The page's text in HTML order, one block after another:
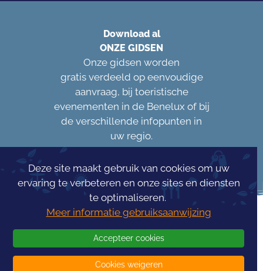
Download al
ONZE GIDSEN
Onze gidsen worden
gratis verdeeld op eenvoudige
aanvraag, bij toeristische
evenementen in de Benelux of bij
de verschillende infopunten in
uw regio.
Deze site maakt gebruik van cookies om uw
ervaring te verbeteren en onze sites en diensten
te optimaliseren.
Meer informatie gebruiksaanwijzing
Accepteer cookies
Cookies weigeren